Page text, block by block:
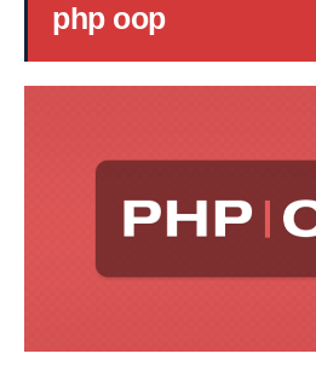
php oop